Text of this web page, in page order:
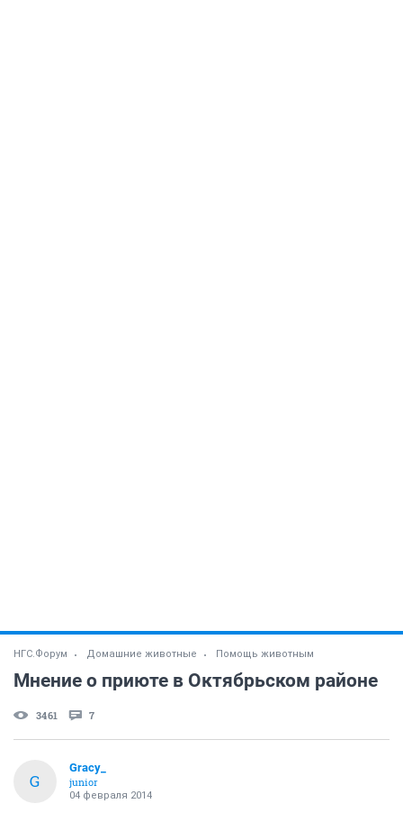
НГС.Форум Домашние животные Помощь животным
Мнение о приюте в Октябрьском районе
3461 7
G
Gracy_
junior
04 февраля 2014